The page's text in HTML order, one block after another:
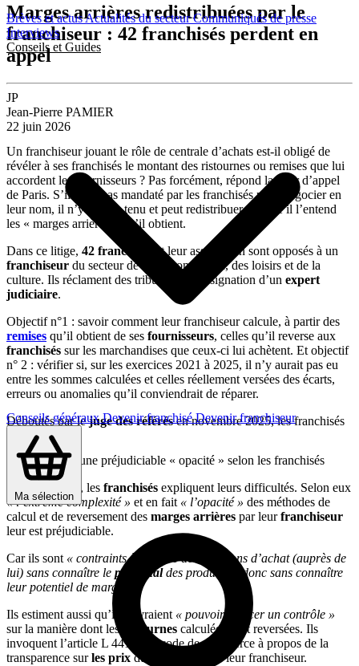
Brèves et actusActualités du secteurCommuniqués de presse
Interviews
Conseils et Guides
Conseils générauxDevenir franchiséDevenir franchiseur
Ma sélection
Marges arrières redistribuées par le
franchiseur : 42 franchisés perdent en
appel
JP
Jean-Pierre PAMIER
22 juin 2026
Un franchiseur jouant le rôle de centrale d’achats est-il obligé de
révéler à ses franchisés le montant des ristournes ou remises que lui
accordent les fournisseurs ? Pas forcément, répond la cour d’appel
de Paris. S’il n’est pas mandaté par les franchisés pour négocier en
leur nom, il n’y est pas tenu et peut redistribuer comme il l’entend
les « marges arrières » qu’il obtient.
Dans ce litige, 42 franchisés
et leur association sont opposés à un
franchiseur du secteur de l’électroménager, des loisirs et de la
culture. Ils réclament des tribunaux la désignation d’un expert
judiciaire.
Objectif n°1 : savoir comment leur franchiseur calcule, à partir des
remises qu’il obtient de ses fournisseurs, celles qu’il reverse aux
franchisés sur les marchandises que ceux-ci lui achètent. Et objectif
n° 2 : vérifier si, sur les exercices 2021 à 2025, il n’y aurait pas eu
entre les sommes calculées et celles réellement versées des écarts,
erreurs ou anomalies qu’il conviendrait de réparer.
Déboutés par lejuge des référésen novembre 2025, les franchisés
font appel.
Un système d’une préjudiciable « opacité » selon les franchisés
Devant la cour, les franchisés expliquent leurs difficultés. Selon eux
« l’extrême complexité » et en fait « l’opacité » des méthodes de
calcul et de reversement des marges arrières par leurfranchiseur
leur est préjudiciable.
Car ils sont « contraints à prendre des décisions d’achat (auprès de
lui) sans connaître le prix finaldes produits et donc sans connaître
leur potentiel de marge »
Ils estiment aussi qu’ils devraient « pouvoir exercer un contrôle »
sur la manière dont les
ristournes calculées sont reversées. Ils
invoquent l’article L 441-1 du code de commerce à propos de la
transparence surles prixdue selon eux par leur franchiseur.